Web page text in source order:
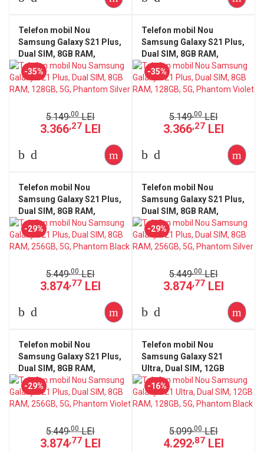
Telefon mobil Nou
Samsung Galaxy S21 Plus,
Dual SIM, 8GB RAM,
128GB, 5G, Phantom Silver
-35%
5.149,00LEI
3.366,27 LEI
Telefon mobil Nou
Samsung Galaxy S21 Plus,
Dual SIM, 8GB RAM,
128GB, 5G, Phantom
Violet
-35%
5.149,00LEI
3.366,27 LEI
Telefon mobil Nou
Samsung Galaxy S21 Plus,
Dual SIM, 8GB RAM,
256GB, 5G, Phantom Black
-29%
5.449,00LEI
3.874,77 LEI
Telefon mobil Nou
Samsung Galaxy S21 Plus,
Dual SIM, 8GB RAM,
256GB, 5G, Phantom Silver
-29%
5.449,00LEI
3.874,77 LEI
Telefon mobil Nou
Samsung Galaxy S21 Plus,
Dual SIM, 8GB RAM,
256GB, 5G, Phantom
Violet
-29%
5.449,00LEI
3.874,77 LEI
Telefon mobil Nou
Samsung Galaxy S21
Ultra, Dual SIM, 12GB
RAM, 128GB, 5G, Phantom
Black
-16%
5.099,00LEI
4.292,87 LEI